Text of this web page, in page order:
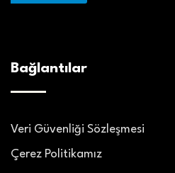
Bağlantılar
Veri Güvenliği Sözleşmesi
Çerez Politikamız